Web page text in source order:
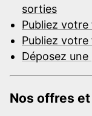
sorties
Publiez
Publiez
Déposez
Nos offres